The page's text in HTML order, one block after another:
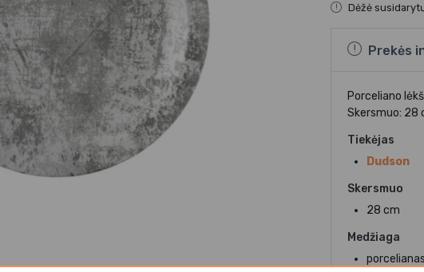
Dėžė
Prekės
Porceliano
Skersmuo: 28
Tiekėjas
Dudson
Skersmuo
28 cm
Medžiaga
porcelianas